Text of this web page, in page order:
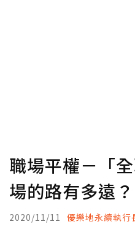
職場平權－「
場的路有多遠？
2020/11/11 優樂地永續執行